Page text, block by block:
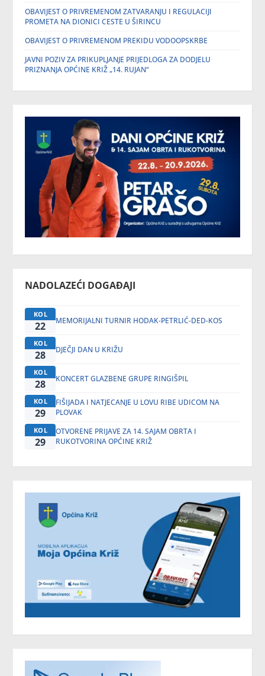
OBAVIJEST O PRIVREMENOM ZATVARANJU I REGULACIJI
PROMETA NA DIONICI CESTE U ŠIRINCU
OBAVIJEST O PRIVREMENOM PREKIDU VODOOPSKRBE
JAVNI POZIV ZA PRIKUPLJANJE PRIJEDLOGA ZA DODJELU
PRIZNANJA OPĆINE KRIŽ „14. RUJAN“
NADOLAZEĆI DOGAĐAJI
KOL
22 MEMORIJALNI TURNIR HODAK-PETRLIĆ-DED-KOS
KOL
28 DJEČJI DAN U KRIŽU
KOL
28 KONCERT GLAZBENE GRUPE RINGIŠPIL
KOL
29
FIŠIJADA I NATJECANJE U LOVU RIBE UDICOM NA
PLOVAK
KOL
29
OTVORENE PRIJAVE ZA 14. SAJAM OBRTA I
RUKOTVORINA OPĆINE KRIŽ